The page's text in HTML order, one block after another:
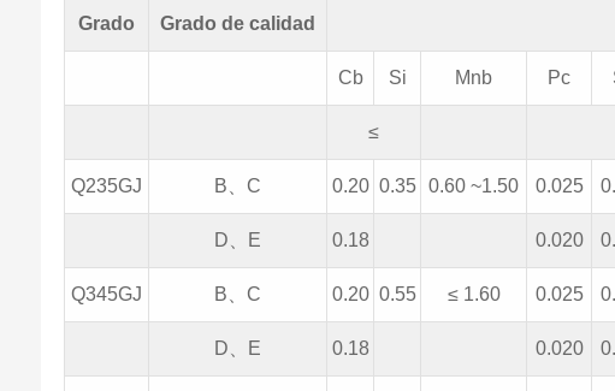
Grado Grado de calidad
Cb Si Mnb Pc
≤
Q235GJ B、C 0.20 0.35 0.60 ~1.50 0.025
D、E 0.18 0.020
Q345GJ B、C 0.20 0.55 ≤ 1.60 0.025
D、E 0.18 0.020